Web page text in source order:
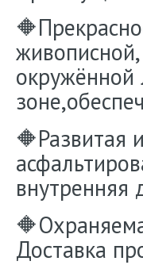
живописной,
окружённой
🔶Развитая
внутренняя
Доставка